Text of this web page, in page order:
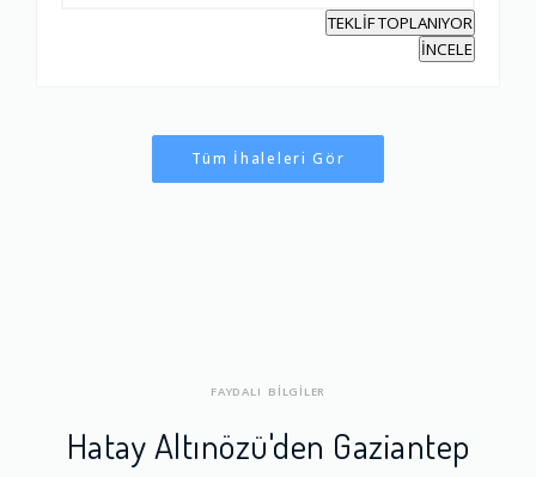
TEKLİF TOPLANIYOR
İNCELE
Tüm İhaleleri Gör
FAYDALI BİLGİLER
Hatay Altınözü'den Gaziantep